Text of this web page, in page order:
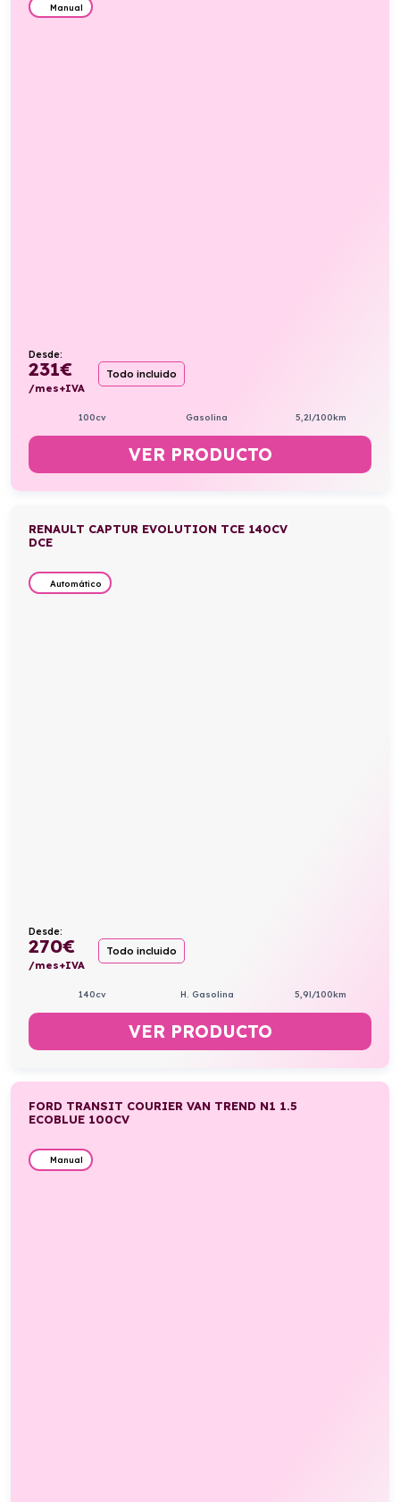
Manual
Desde:
231€
/mes+IVA
Todo incluido
100cv Gasolina 5,2l/100km
VER PRODUCTO
RENAULT CAPTUR EVOLUTION TCE 140CV
DCE
Automático
Desde:
270€
/mes+IVA
Todo incluido
140cv H. Gasolina 5,9l/100km
VER PRODUCTO
FORD TRANSIT COURIER VAN TREND N1 1.5
ECOBLUE 100CV
Manual